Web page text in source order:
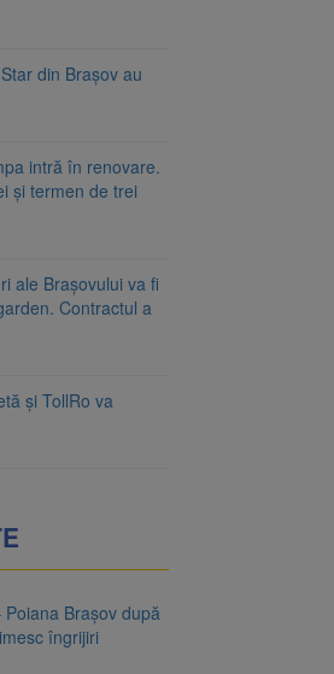
din Brașov au
intră în renovare.
și termen de trei
ale Brașovului va fi
Contractul a
și TollRo va
Brașov după
îngrijiri